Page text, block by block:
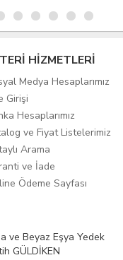
HİZMETLERİ
Medya Hesaplarımız
Girişi
Hesaplarımız
ve Fiyat Listelerimiz
Arama
ve İade
Ödeme Sayfası
ve Beyaz Eşya Yedek
GÜLDİKEN